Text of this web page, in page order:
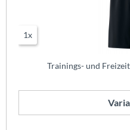
1x
Trainings- und